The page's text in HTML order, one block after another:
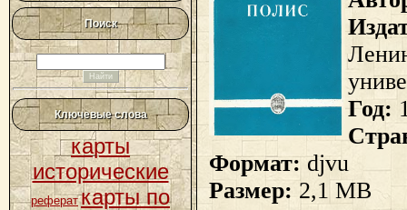
Поиск
Ключевые слова
карты
исторические
реферат карты по
Год:
Формат:djvu
Размер: 2,1 MB